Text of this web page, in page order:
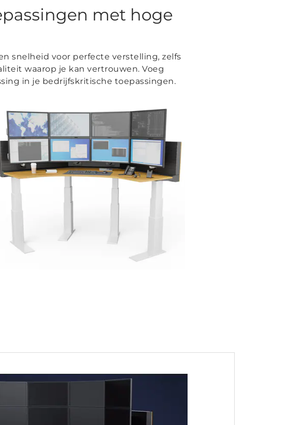
met hoge
snelheid voor perfecte verstelling, zelfs
waarop je kan vertrouwen. Voeg
in je bedrijfskritische toepassingen.